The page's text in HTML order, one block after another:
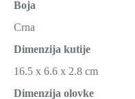
Boja
Crna
Dimenzija kutije
16.5 x 6.6 x 2.8 cm
Dimenzija olovke